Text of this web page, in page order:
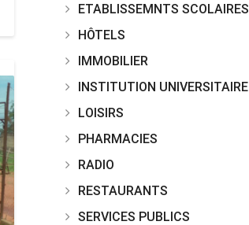
ETABLISSEMNTS SCOLAIRES
HÔTELS
IMMOBILIER
INSTITUTION UNIVERSITAIRE
LOISIRS
PHARMACIES
RADIO
RESTAURANTS
SERVICES PUBLICS